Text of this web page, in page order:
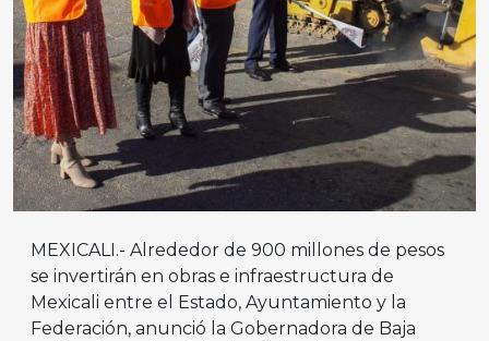
MEXICALI.- Alrededor de 900 millones de pesos
se invertirán en obras e infraestructura de
Mexicali entre el Estado, Ayuntamiento y la
Federación, anunció la Gobernadora de Baja